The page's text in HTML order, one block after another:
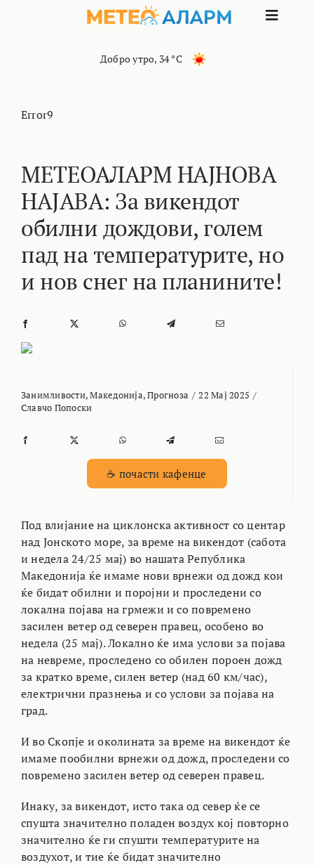
Toggle
ИНТЕРЕСНО
КОНТАКТ
МАРКЕТИНГ
Добро утро, 34 °C
Error9
МЕТЕОАЛАРМ НАЈНОВА
НАЈАВА: За викендот
обилни дождови, голем
пад на температурите, но
и нов снег на планините!
Занимливости,Македонија,Прогноза / 22 Мај 2025 /
Славчо Попоски
☕ почасти кафенце
Под влијание на циклонска активност со центар
над Јонското море, за време на викендот (сабота
и недела 24/25 мај) во нашата Република
Македонија ќе имаме нови врнежи од дожд кои
ќе бидат обилни и поројни и проследени со
локална појава на грмежи и со повремено
засилен ветер од северен правец, особено во
недела (25 мај). Локално ќе има услови за појава
на невреме, проследено со обилен пороен дожд
за кратко време, силен ветер (над 60 км/час),
електрични празнења и со услови за појава на
град.
И во Скопје и околината за време на викендот ќе
имаме пообилни врнежи од дожд, проследени со
повремено засилен ветер од северен правец.
Инаку, за викендот, исто така од север ќе се
спушта значително поладен воздух кој повторно
значително ќе ги спушти температурите на
воздухот, и тие ќе бидат значително